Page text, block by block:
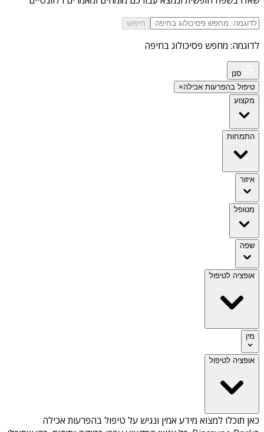
חיפוש
לדוגמה: מחפש פסיכולוג בחיפה
סנן
טיפול בהפרעות אכילה×
מקצוע
התמחות
איזור
מטופל
שפה
אופציה לטיפול
מין
אופציה לטיפול
כאן תוכלו למצוא מידע אמין ונגיש על טיפול בהפרעות אכילה